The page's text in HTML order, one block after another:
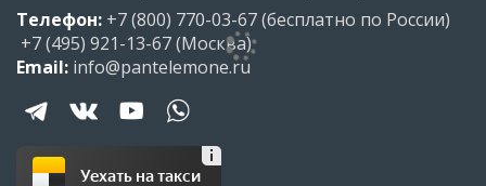
Телефон: +7 (800) 770-03-67(бесплатно по России)
+7 (495) 921-13-67(Москва)
Email: info@pantelemone.ru
Уехать на такси